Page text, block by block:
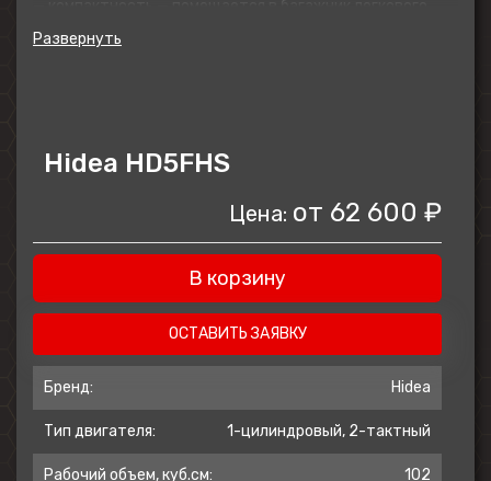
— компактность — помещается в багажник легкового
автомобиля;
— малый расход топлива — бака хватает на несколько
Hidea HD5FHS
Цена: от 62 600 ₽
В корзину
ОСТАВИТЬ ЗАЯВКУ
Бренд: Hidea
Тип двигателя: 1-цилиндровый, 2-тактный
Рабочий объем, куб.см: 102